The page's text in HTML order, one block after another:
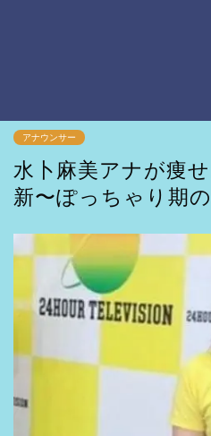
アナウンサー
水卜麻美アナが痩
新〜ぽっちゃり期